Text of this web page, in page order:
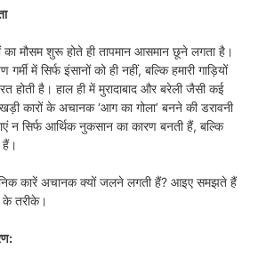
का मौसम शुरू होते ही तापमान आसमान छूने लगता है।
में सिर्फ इंसानों को ही नहीं, बल्कि हमारी गाड़ियों
होती है। हाल ही में मुरादाबाद और बरेली जैसी कई
कारों के अचानक ‘आग का गोला’ बनने की डरावनी
सिर्फ आर्थिक नुकसान का कारण बनती हैं, बल्कि
हैं।
कारें अचानक क्यों जलने लगती हैं? आइए समझते हैं
तरीके।